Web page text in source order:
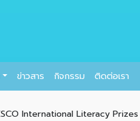
ข่าวสาร กิจกรรม ติดต่อเรา
International Literacy